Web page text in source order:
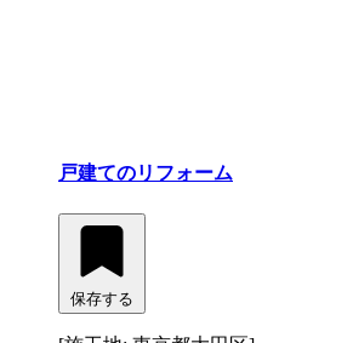
戸建てのリフォーム
保存する